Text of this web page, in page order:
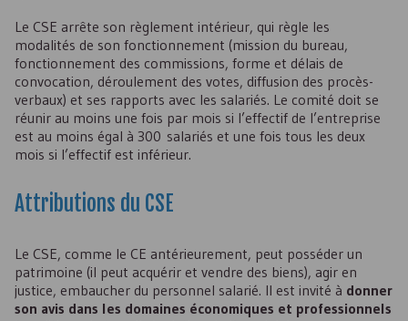
Le CSE arrête son règlement intérieur, qui règle les
modalités de son fonctionnement (mission du bureau,
fonctionnement des commissions, forme et délais de
convocation, déroulement des votes, diffusion des procès-
verbaux) et ses rapports avec les salariés. Le comité doit se
réunir au moins une fois par mois si l’effectif de l’entreprise
est au moins égal à 300 salariés et une fois tous les deux
mois si l’effectif est inférieur.
Attributions du CSE
Le CSE, comme le CE antérieurement, peut posséder un
patrimoine (il peut acquérir et vendre des biens), agir en
justice, embaucher du personnel salarié. Il est invité à donner
son avis dans les domaines économiques et professionnels